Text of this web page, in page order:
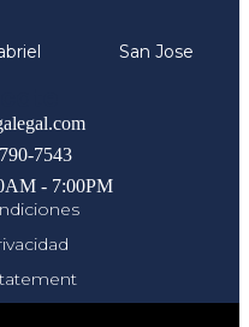
San Jose
7543
- 7:00PM